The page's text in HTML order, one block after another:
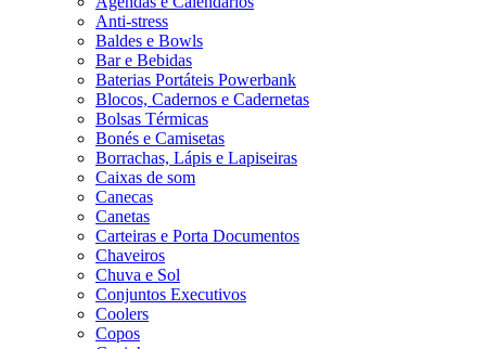
Anti-stress
Baldes e Bowls
Bar e Bebidas
Baterias Portáteis Powerbank
Blocos, Cadernos e Cadernetas
Bolsas Térmicas
Bonés e Camisetas
Borrachas, Lápis e Lapiseiras
Caixas de som
Canecas
Canetas
Carteiras e Porta Documentos
Chaveiros
Chuva e Sol
Conjuntos Executivos
Coolers
Copos